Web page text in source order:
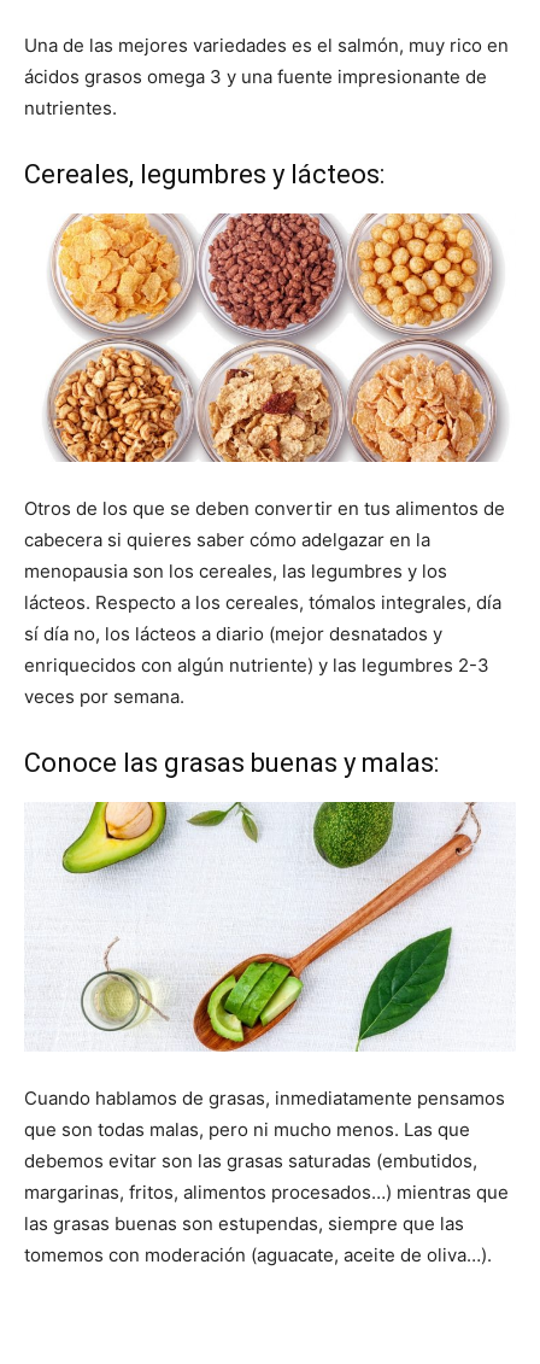
Una de las mejores variedades es el salmón, muy rico en
ácidos grasos omega 3 y una fuente impresionante de
nutrientes.
Cereales, legumbres y lácteos:
Otros de los que se deben convertir en tus alimentos de
cabecera si quieres saber cómo adelgazar en la
menopausia son los cereales, las legumbres y los
lácteos. Respecto a los cereales, tómalos integrales, día
sí día no, los lácteos a diario (mejor desnatados y
enriquecidos con algún nutriente) y las legumbres 2-3
veces por semana.
Conoce las grasas buenas y malas:
Cuando hablamos de grasas, inmediatamente pensamos
que son todas malas, pero ni mucho menos. Las que
debemos evitar son las grasas saturadas (embutidos,
margarinas, fritos, alimentos procesados…) mientras que
las grasas buenas son estupendas, siempre que las
tomemos con moderación (aguacate, aceite de oliva…).